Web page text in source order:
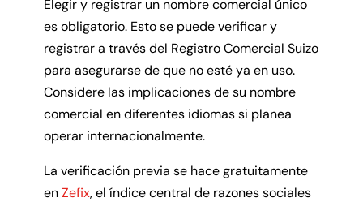
Elegir y registrar un nombre comercial único
es obligatorio. Esto se puede verificar y
registrar a través del Registro Comercial Suizo
para asegurarse de que no esté ya en uso.
Considere las implicaciones de su nombre
comercial en diferentes idiomas si planea
operar internacionalmente.
La verificación previa se hace gratuitamente
enZefix, el índice central de razones sociales